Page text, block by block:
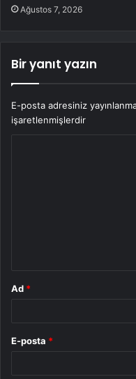
Ağustos 7, 2026
Bir yanıt yazın
E-posta adresiniz
işaretlenmişlerdir
Ad *
E-posta *